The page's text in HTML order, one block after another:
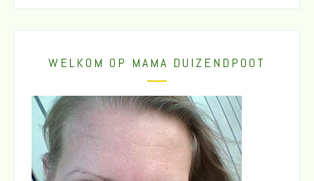
WELKOM OP MAMA DUIZENDPOOT